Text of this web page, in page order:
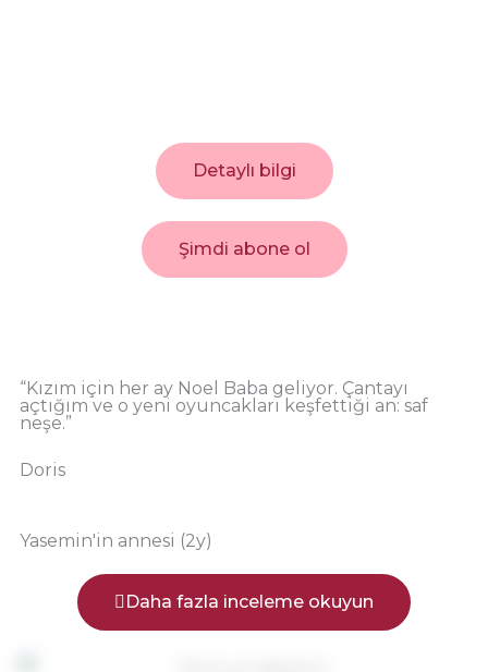
Detaylı bilgi
Şimdi abone ol
“Kızım için her ay Noel Baba geliyor. Çantayı
açtığım ve o yeni oyuncakları keşfettiği an: saf
neşe.”
Doris
Yasemin'in annesi (2y)
Daha fazla inceleme okuyun